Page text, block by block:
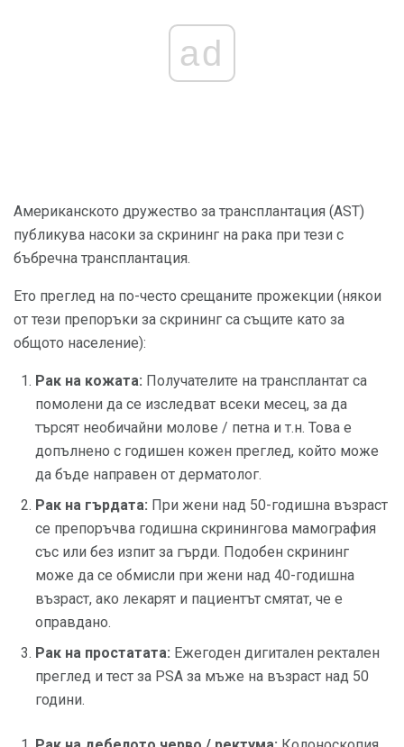
ad
Американското дружество за трансплантация (AST)
публикува насоки за скрининг на рака при тези с
бъбречна трансплантация.
Ето преглед на по-често срещаните прожекции (някои
от тези препоръки за скрининг са същите като за
общото население):
Рак на кожата: Получателите на трансплантат са
помолени да се изследват всеки месец, за да
търсят необичайни молове / петна и т.н. Това е
допълнено с годишен кожен преглед, който може
да бъде направен от дерматолог.
Рак на гърдата: При жени над 50-годишна възраст
се препоръчва годишна скринингова мамография
със или без изпит за гърди. Подобен скрининг
може да се обмисли при жени над 40-годишна
възраст, ако лекарят и пациентът смятат, че е
оправдано.
Рак на простатата: Ежегоден дигитален ректален
преглед и тест за PSA за мъже на възраст над 50
години.